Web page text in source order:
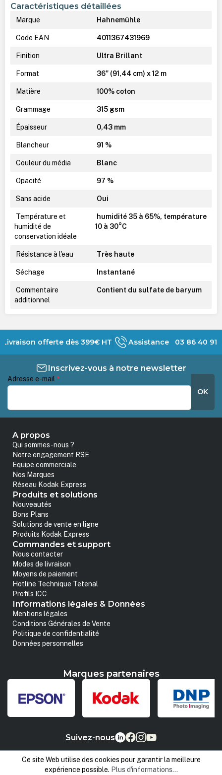
Caractéristiques détaillées
Marque Hahnemühle
Code EAN 4011367431969
Finition Ultra Brillant
Format 36" (91,44 cm) x 12 m
Matière 100% coton
Grammage 315 gsm
Épaisseur 0,43 mm
Blancheur 91 %
Couleur du média Blanc
Opacité 97 %
Sans acide Oui
Température et
humidité de
conservation idéale
humidité 35 à 65%, température
10 à 30°C
Résistance à l'eau Très haute
Séchage Instantané
Commentaire
additionnel
Contient du sulfate de baryum
Livraison offerte dès 399€ HT Assistance 03 86 40 91
Inscrivez-vous à notre newsletter
Adresse e-mail *
OK
A propos
Qui sommes-nous ?
Notre engagement RSE
Equipe commerciale
Nos Marques
Réseau Kodak Express
Produits et solutions
Nouveautés
Bons Plans
Solutions de vente en ligne
Produits Kodak Express
Commandes et support
Nous contacter
Modes de livraison
Moyens de paiement
Hotline Technique Tetenal
Profils ICC
Informations légales & Données
Mentions légales
Conditions Générales de Vente
Politique de confidentialité
Données personnelles
Marques partenaires
Suivez-nous
Ce site Web utilise des cookies pour garantir la meilleure
expérience possible. Plus d'informations...